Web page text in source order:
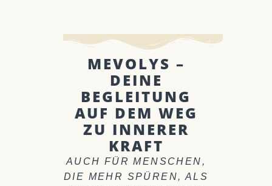
MEVOLYS –
DEINE
BEGLEITUNG
AUF DEM WEG
ZU INNERER
KRAFT
AUCH FÜR MENSCHEN,
DIE MEHR SPÜREN, ALS